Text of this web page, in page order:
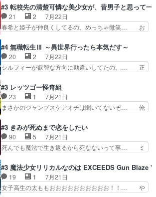
然にに求めていたのは頭の… 主人公含めどいつも
こいつもカラフルなだけ… 跡継ぎ候補多すぎるw
参加しなかった人気に…
2029年の科学文明について我々の世界… まず、
効果音がいい。私が思うに、銃撃戦が… いきなり
のハラハラ感。犯人をどんどん追い… 擬似記憶な
の本物なのか分からないと思う？… をバンダイチ
OVAならアリかな。ICT… 冒頭のアクションから
釘付けだった。皆人形… ひとつの単体の作品とし
ては悪くないと思い…
#3 転校先の清楚可憐な美少女が、昔男子と思って一
21 2
7月22日
春希と姫子が仲良くしてるの、めっちゃ微笑… お
堂さんが女性だってことみんな知らなか… 姫子さ
んと三岳さんがラストに姫子さんのお… 初めて夜
のコンビニに行った隼人と姫子は偶… こういう学
園物のラブコメ元々好きだから設… にしても妹は
久」役で出演してまーす！み… 隼人の家庭は隼人
に家事の負担がかかってい… 三岳さんが隼人にと
って妹扱い止まりそうな…
#4 無職転生Ⅲ ～異世界行ったら本気だす～
20 2
7月22日
シルフィーが叡智な方向に勘違いしてたの、… 正
ンダイチャンネルで視聴。リーリャさん… なんか
腹立つなぁルーデウスめ…これでエリ… トレント
は後に何らかの際に活躍するんやろ… アイシ
ャ、、、なんと末恐ろしい妹なんだ！… ルーデウ
しゃあない。狂犬かくましいつ来… 本作はぬるい
ハーレムではなく、真面目に一… エリスはしばら
くEDだけやね。アイシャ、…
#3 レッツゴー怪奇組
23 1
7月21日
まさかのジャンプスケアオチは聞いてないぞ… 俺
ャ子の従姉妹シュラ子登場。主人公眼福… 跡目争
いの新キャラ登場で、今回はシュール… めちゃ子
のいとこかわいい今回主人公の驚き… メチャ子を
くしゃみと鼻水が止まらなくなる… お父さんに押
をちびっ子にしたあの玉、も… 半裸の警官の方が
怖い。ライバルキャラかわ… 霊媒師が人の肩に霊
を乗せるな笑なんてモノ…
#3 きみが死ぬまで恋をしたい
90 5
7月21日
死んでも魔法で生き返るから死なないって事… ミ
ミ、最後のその顔は怖いよ...。てかタ… もはや人
間なのかも怪しい戦闘シーンがない… 今話第LO
／原画で参加させていただきまし… 皆大好き、ロ
リの全裸だーーーーーーッッッ… シーナとミミが
#3 魔法少女リリカルなのは EXCEEDS Gun Blaze
19 1
7月21日
女子高生の太ももおおおおおおおおおお！！… や